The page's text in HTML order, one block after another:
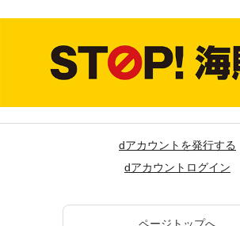
dアカウントを発行する
dアカウントログイン